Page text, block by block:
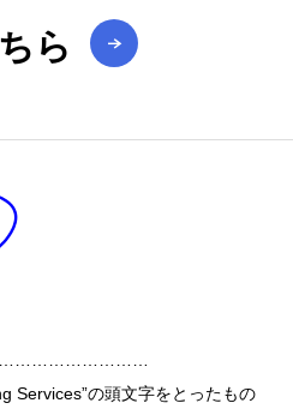
ら
ス………………………
Services”の頭文字をとったもの